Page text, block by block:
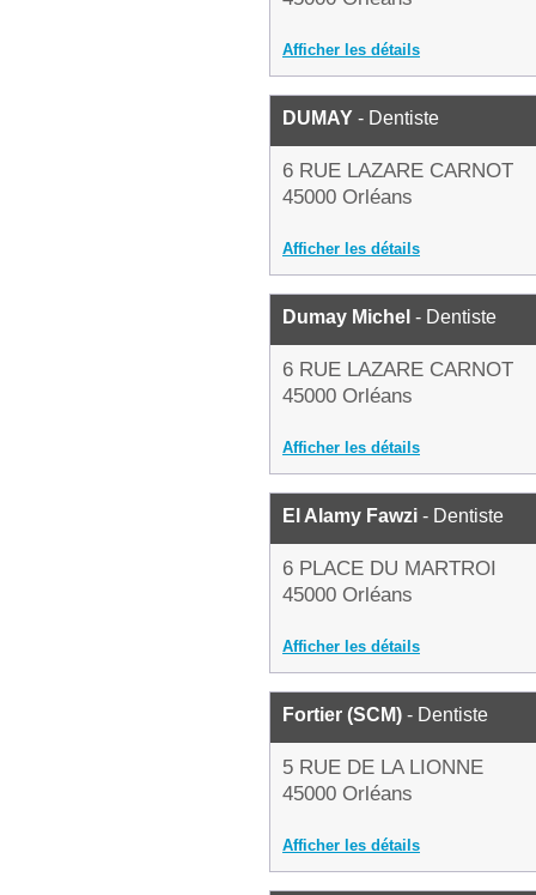
Afficher les détails
DUMAY - Dentiste
6 RUE LAZARE CARNOT
45000 Orléans
Afficher les détails
Dumay Michel - Dentiste
6 RUE LAZARE CARNOT
45000 Orléans
Afficher les détails
El Alamy Fawzi - Dentiste
6 PLACE DU MARTROI
45000 Orléans
Afficher les détails
Fortier (SCM) - Dentiste
5 RUE DE LA LIONNE
45000 Orléans
Afficher les détails